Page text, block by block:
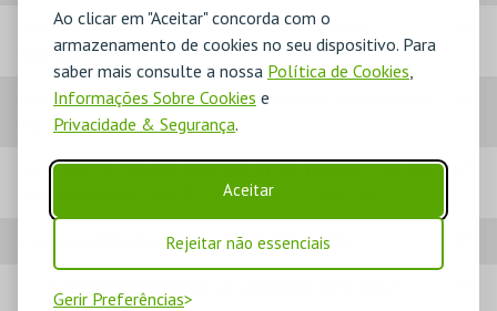
Ao clicar em "Aceitar" concorda com o
armazenamento de cookies no seu dispositivo. Para
saber mais consulte a nossa Política de Cookies,
Informações Sobre Cookies e
Privacidade & Segurança.
Aceitar
Rejeitar não essenciais
Gerir Preferências
18. POSSO IMPRIMIR OS BILHETES A PRETO E
BRANCO?
19. QUAIS OS MODOS DE PAGAMENTOS DISPONÍVEIS
NO SITE BOL?
20. QUANTO TEMPO DEMORA A DEBITAREM O VALOR
DA COMPRA NO CARTÃO DE CRÉDITO/DÉBITO?
21. QUANTOS BILHETES POSSO COMPRAR?
22. QUE BROWSER DEVO UTILIZAR NO SITE BOL?